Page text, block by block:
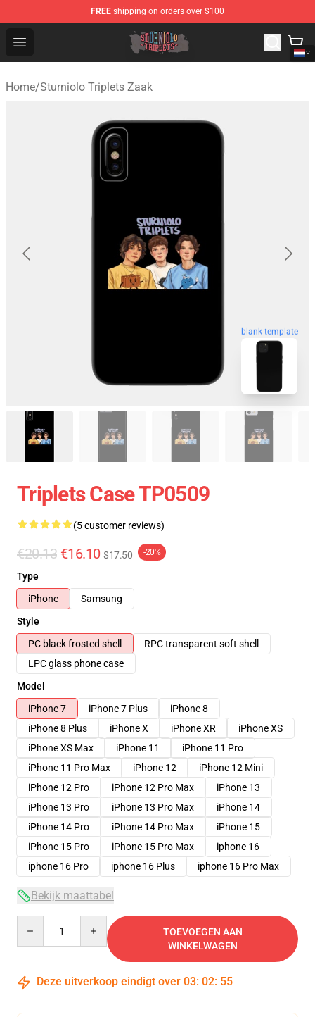
FREE shipping on orders over $100
Open menu
Sturniolo Triplets Shop - Official Sturniolo Triplets
Home/Sturniolo Triplets Zaak
blank template
Triplets Case TP0509
(5 customer reviews)
€20.13 €16.10 $17.50 -20%
Type
iPhone
Samsung
Style
PC black frosted shell
RPC transparent soft shell
LPC glass phone case
Model
iPhone 7
iPhone 7 Plus
iPhone 8
iPhone 8 Plus
iPhone X iPhone XR
iPhone XS
iPhone XS Max
iPhone 11
iPhone 11 Pro
iPhone 11 Pro Max
iPhone 12
iPhone 12 Mini
iPhone 12 Pro
iPhone 12 Pro Max
iPhone 13
iPhone 13 Pro
iPhone 13 Pro Max
iPhone 14
iPhone 14 Pro
iPhone 14 Pro Max
iPhone 15
iPhone 15 Pro
iPhone 15 Pro Max
iphone 16
iphone 16 Pro
iphone 16 Plus iphone 16 Pro Max
Bekijk maattabel
TOEVOEGEN AAN
WINKELWAGEN
Deze uitverkoop eindigt over 03: 02: 54